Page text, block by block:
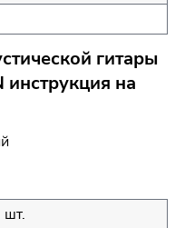
гитары
на
шт.